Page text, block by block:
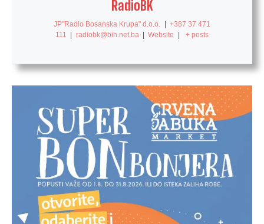
RadioBK
JP"Radio Bosanska Krupa" d.o.o.
+387 37 471
111
radiobk@bih.net.ba Website + posts